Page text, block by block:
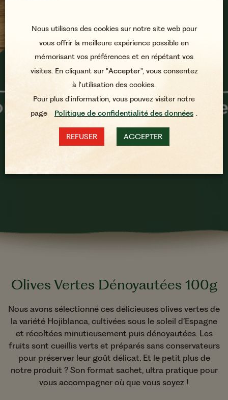
Olives Vertes Dénoyautées 100g
Nous avons sélectionné ces délicieuses olives vertes de
la variété Hojiblanca, cultivées sous le soleil d’Espagne
et récoltées minutieusement puis dénoyautées. Les
fruits sont cueillis verts et préparés sans conservateurs
pour préserver leur goût délicat. Et le petit plus de
notre produit ? Son format sachet, ultra pratique pour
vous accompagner où que vous soyez !
Nous utilisons des cookies sur notre site web pour
vous offrir la meilleure expérience possible en
mémorisant vos préférences et en répétant vos
visites. En cliquant sur "Accepter", vous consentez
à l'utilisation des cookies.
Pour plus d'information, vous pouvez visiter notre
page
Politique de confidentialité des données .
REFUSER ACCEPTER